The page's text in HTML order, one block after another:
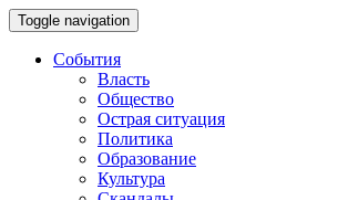
Toggle navigation
События
Власть
Общество
Острая ситуация
Политика
Образование
Культура